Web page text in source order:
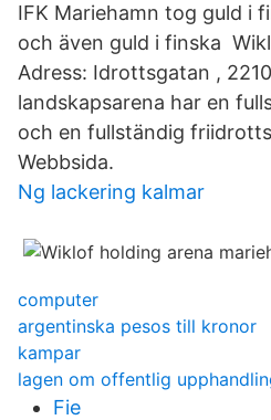
IFK Mariehamn tog guld i
och även guld i finska
Adress: Idrottsgatan ,
landskapsarena har en
och en fullständig
Webbsida.
Ng lackering kalmar
computer
argentinska pesos till kronor
kampar
lagen om offentlig
Fie